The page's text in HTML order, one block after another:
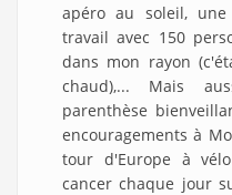
apéro au soleil,
travail avec 150
dans mon rayon
chaud),... Mais
parenthèse
encouragements à
tour d'Europe à
cancer chaque jour